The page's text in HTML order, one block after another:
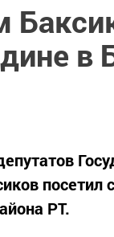
в
посетил
РТ.